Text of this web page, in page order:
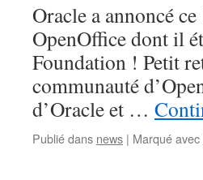
Oracle a annoncé
OpenOffice dont il
Foundation ! Petit
communauté
d’Oracle et …
Publié dans news | Marqué avec